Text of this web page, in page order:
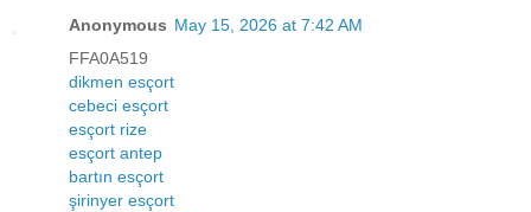
Anonymous May 15, 2026 at 7:42 AM
FFA0A519
dikmen esçort
cebeci esçort
esçort rize
esçort antep
bartın esçort
şirinyer esçort